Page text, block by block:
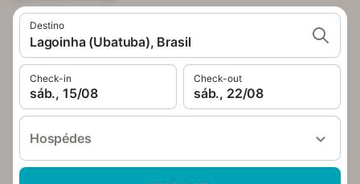
Destino
Lagoinha (Ubatuba), Brasil
Check-in
sáb., 15/08
Check-out
sáb., 22/08
Hospédes